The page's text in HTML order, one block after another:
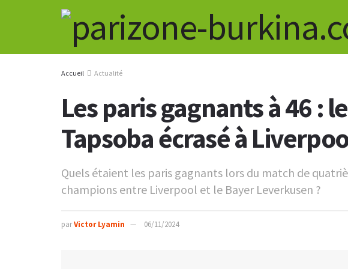
Accueil Actualité
Les paris gagnants à 46 :
Tapsoba écrasé à
Quels étaient les paris gagnants lors du match de
champions entre Liverpool et le Bayer Leverkusen ?
parVictor Lyamin 06/11/2024